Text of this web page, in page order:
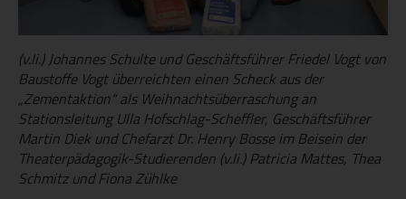
(v.li.) Johannes Schulte und Geschäftsführer Friedel Vogt von
Baustoffe Vogt überreichten einen Scheck aus der
„Zementaktion“ als Weihnachtsüberraschung an
Stationsleitung Ulla Hofschlag-Scheffler, Geschäftsführer
Martin Diek und Chefarzt Dr. Henry Bosse im Beisein der
Theaterpädagogik-Studierenden (v.li.) Patricia Mattes, Thea
Schmitz und Fiona Zühlke